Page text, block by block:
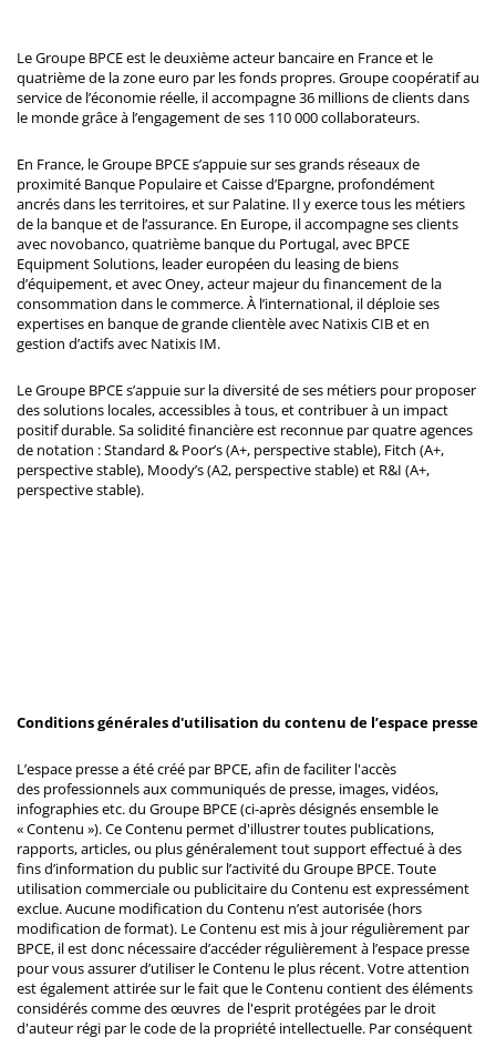
Le Groupe BPCE est le deuxième acteur bancaire en France et le
quatrième de la zone euro par les fonds propres. Groupe coopératif au
service de l’économie réelle, il accompagne 36 millions de clients dans
le monde grâce à l’engagement de ses 110 000 collaborateurs.
En France, le Groupe BPCE s’appuie sur ses grands réseaux de
proximité Banque Populaire et Caisse d’Epargne, profondément
ancrés dans les territoires, et sur Palatine. Il y exerce tous les métiers
de la banque et de l’assurance. En Europe, il accompagne ses clients
avec novobanco, quatrième banque du Portugal, avec BPCE
Equipment Solutions, leader européen du leasing de biens
d’équipement, et avec Oney, acteur majeur du financement de la
consommation dans le commerce. À l’international, il déploie ses
expertises en banque de grande clientèle avec Natixis CIB et en
gestion d’actifs avec Natixis IM.
Le Groupe BPCE s’appuie sur la diversité de ses métiers pour proposer
des solutions locales, accessibles à tous, et contribuer à un impact
positif durable. Sa solidité financière est reconnue par quatre agences
de notation : Standard & Poor’s (A+, perspective stable), Fitch (A+,
perspective stable), Moody’s (A2, perspective stable) et R&I (A+,
perspective stable).
Conditions générales d'utilisation du contenu de l’espace presse
L’espace presse a été créé par BPCE, afin de faciliter l'accès
des professionnels aux communiqués de presse, images, vidéos,
infographies etc. du Groupe BPCE (ci-après désignés ensemble le
« Contenu »). Ce Contenu permet d'illustrer toutes publications,
rapports, articles, ou plus généralement tout support effectué à des
fins d’information du public sur l’activité du Groupe BPCE. Toute
utilisation commerciale ou publicitaire du Contenu est expressément
exclue. Aucune modification du Contenu n’est autorisée (hors
modification de format). Le Contenu est mis à jour régulièrement par
BPCE, il est donc nécessaire d’accéder régulièrement à l’espace presse
pour vous assurer d’utiliser le Contenu le plus récent. Votre attention
est également attirée sur le fait que le Contenu contient des éléments
considérés comme des œuvres de l'esprit protégées par le droit
d'auteur régi par le code de la propriété intellectuelle. Par conséquent